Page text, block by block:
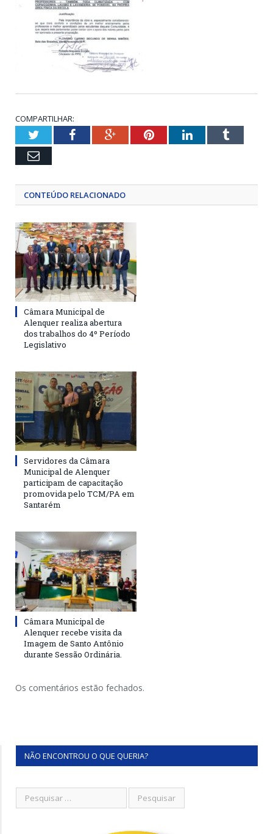
COMPARTILHAR:
TwitterFacebookGoogle+PinterestLinkedInTumblr
Email
CONTEÚDO RELACIONADO
Câmara Municipal de
Alenquer realiza abertura
dos trabalhos do 4º Período
Legislativo
Servidores da Câmara
Municipal de Alenquer
participam de capacitação
promovida pelo TCM/PA em
Santarém
Câmara Municipal de
Alenquer recebe visita da
Imagem de Santo Antônio
durante Sessão Ordinária.
Os comentários estão fechados.
NÃO ENCONTROU O QUE QUERIA?